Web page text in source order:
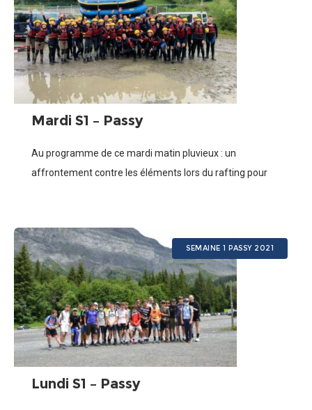
Mardi S1 – Passy
Au programme de ce mardi matin pluvieux : un
affrontement contre les éléments lors du rafting pour
SEMAINE 1 PASSY 2021
Lundi S1 – Passy